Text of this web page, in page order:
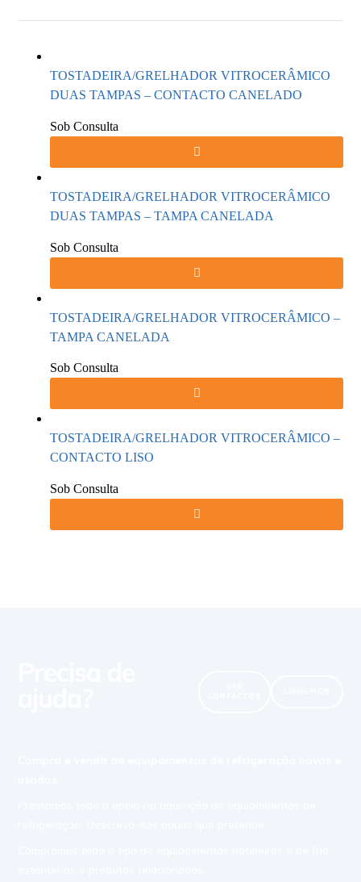
TOSTADEIRA/GRELHADOR VITROCERÂMICO
DUAS TAMPAS – CONTACTO CANELADO
Sob Consulta
TOSTADEIRA/GRELHADOR VITROCERÂMICO
DUAS TAMPAS – TAMPA CANELADA
Sob Consulta
TOSTADEIRA/GRELHADOR VITROCERÂMICO –
TAMPA CANELADA
Sob Consulta
TOSTADEIRA/GRELHADOR VITROCERÂMICO –
CONTACTO LISO
Sob Consulta